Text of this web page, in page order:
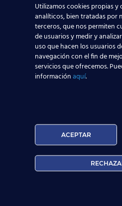
Madrid-Barajas supera
pasajeros junio: qué
quieren ser TCP
Leer más
Leer más
Utilizamos cookies propias
analíticos, bien tratadas por
terceros, que nos permiten
de usuarios y medir y
uso que hacen los usuarios
navegación con el fin de
servicios que ofrecemos.
informaciónaquí.
ACEPTAR